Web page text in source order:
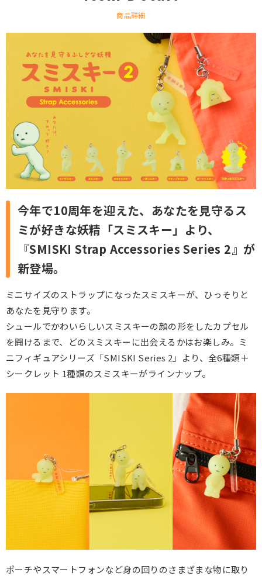
商品詳細
今年で10周年を迎えた、あなたを見守るス
ミが好きな妖精「スミスキー」より、
『SMISKI Strap Accessories Series 2』が
新登場。
ミニサイズのストラップになったスミスキーが、ひっそりと
あなたを見守ります。
シュールでかわいらしいスミスキーの顔の形をしたカプセル
を開けるまで、どのスミスキーに出会えるかはお楽しみ。ミ
ニフィギュアシリーズ「SMISKI Series 2」より、全6種類＋
シークレット 1種類のスミスキーがラインナップ。
ポーチやスマートフォンなど身の回りのさまざまな物に取り